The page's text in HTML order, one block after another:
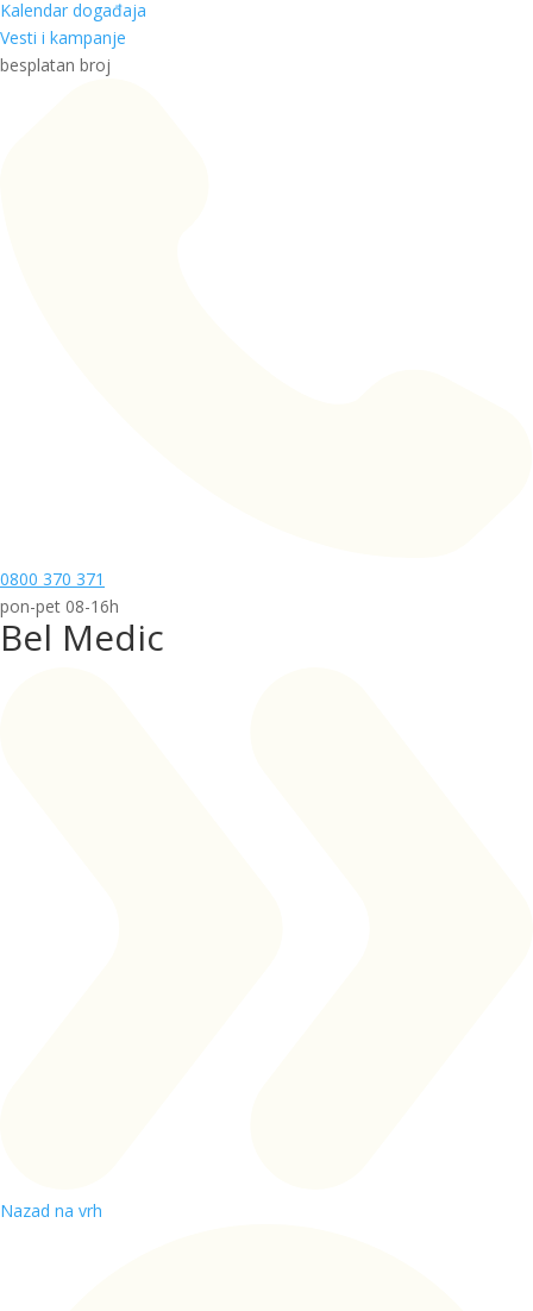
Kalendar događaja
Vesti i kampanje
besplatan broj
0800 370 371
pon-pet 08-16h
Bel Medic
Nazad na vrh